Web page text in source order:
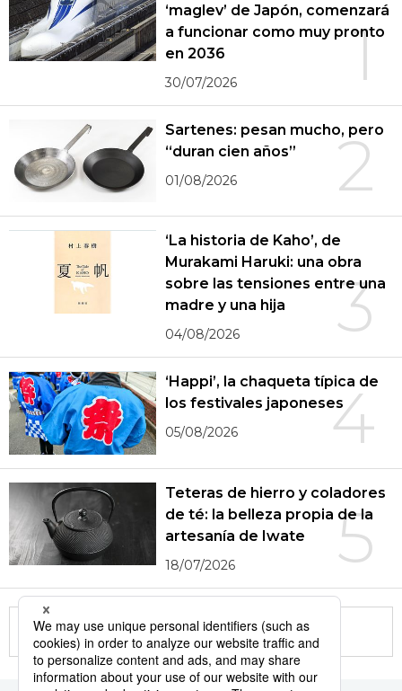
1
‘maglev’ de Japón, comenzará
a funcionar como muy pronto
en 2036
30/07/2026
2
Sartenes: pesan mucho, pero
“duran cien años”
01/08/2026
3
‘La historia de Kaho’, de
Murakami Haruki: una obra
sobre las tensiones entre una
madre y una hija
04/08/2026
4
‘Happi’, la chaqueta típica de
los festivales japoneses
05/08/2026
5
Teteras de hierro y coladores
de té: la belleza propia de la
artesanía de Iwate
18/07/2026
More in this series